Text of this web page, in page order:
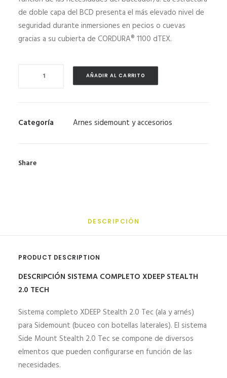
HALEY’S BLOG SIDEMOUNT DIVING
MI CUENTA | REGISTRO
de doble capa del BCD presenta el más elevado nivel de
seguridad durante inmersiones en pecios o cuevas
gracias a su cubierta de CORDURA® 1100 dTEX.
TECH
AÑADIR AL CARRITO
Categoría Arnes sidemount y accesorios
Share
DESCRIPCIÓN
PRODUCT DESCRIPTION
DESCRIPCIÓN SISTEMA COMPLETO XDEEP STEALTH
2.0 TECH
Sistema completo XDEEP Stealth 2.0 Tec (ala y arnés)
para Sidemount (buceo con botellas laterales). El sistema
Side Mount Stealth 2.0 Tec se compone de diversos
elmentos que pueden configurarse en función de las
necesidades.